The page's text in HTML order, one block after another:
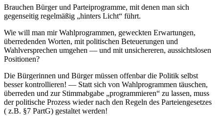
Brauchen Bürger und Parteiprogramme, mit denen man sich
gegenseitig regelmäßig „hinters Licht“ führt.
Wie will man mir Wahlprogrammen, geweckten Erwartungen,
überredenden Worten, mit politischen Beteuerungen und
Wahlversprechen umgehen — und mit unsichereren, aussichtslosen
Positionen?
Die Bürgerinnen und Bürger müssen offenbar die Politik selbst
besser kontrollieren! — Statt sich von Wahlprogrammen täuschen,
überreden und zur Stimmabgabe „programmieren“ zu lassen, muss
der politische Prozess wieder nach den Regeln des Parteiengesetzes
( z.B. §7 PartG) gestaltet werden!